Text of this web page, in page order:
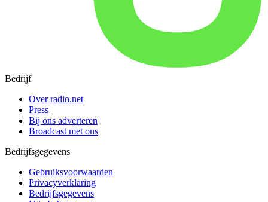
Bedrijf
Over radio.net
Press
Bij ons adverteren
Broadcast met ons
Bedrijfsgegevens
Gebruiksvoorwaarden
Privacyverklaring
Bedrijfsgegevens